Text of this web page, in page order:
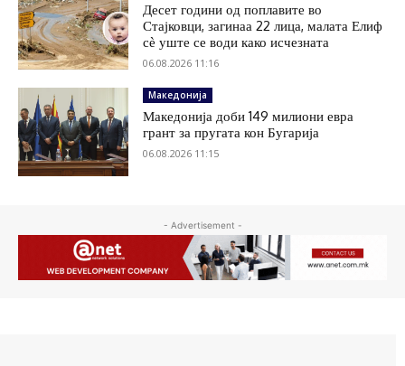
Десет години од поплавите во
Стајковци, загинаа 22 лица, малата Елиф
сѐ уште се води како исчезната
06.08.2026 11:16
Македонија
Македонија доби 149 милиони евра
грант за пругата кон Бугарија
06.08.2026 11:15
- Advertisement -